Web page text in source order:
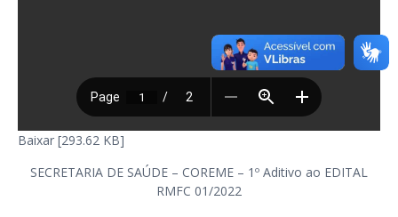
Baixar [293.62 KB]
SECRETARIA DE SAÚDE – COREME – 1º Aditivo ao EDITAL
RMFC 01/2022